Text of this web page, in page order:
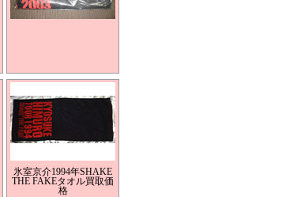
氷室京介1994年SHAKE
THE FAKEタオル買取価
格